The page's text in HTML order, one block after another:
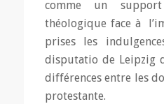
comme un
théologique face à
prises les
disputatio de Leipzig
différences entre les
protestante.